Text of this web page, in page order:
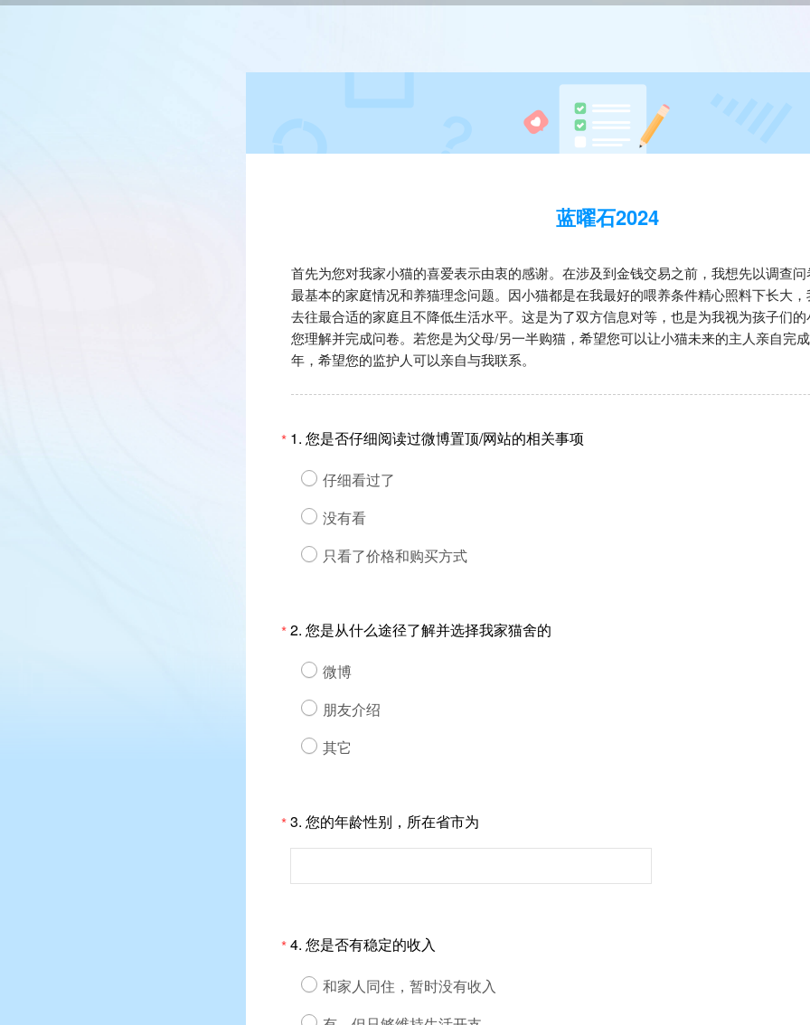
蓝曜石2024
首先为您对我家小猫的喜爱表示由衷的感谢。在涉及到金钱交易之前，我想先以调查
最基本的家庭情况和养猫理念问题。因小猫都是在我最好的喂养条件精心照料下长大
去往最合适的家庭且不降低生活水平。这是为了双方信息对等，也是为我视为孩子们
您理解并完成问卷。若您是为父母/另一半购猫，希望您可以让小猫未来的主人亲自完
年，希望您的监护人可以亲自与我联系。
* 1. 您是否仔细阅读过微博置顶/网站的相关事项
仔细看过了
没有看
只看了价格和购买方式
*2. 您是从什么途径了解并选择我家猫舍的
微博
朋友介绍
其它
*3. 您的年龄性别，所在省市为
*4. 您是否有稳定的收入
和家人同住，暂时没有收入